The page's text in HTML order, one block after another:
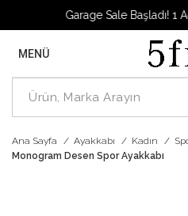
Garage Sale Başladı! 1
MENÜ
Ana Sayfa Ayakkabı Kadın
Monogram Desen Spor Ayakkabı